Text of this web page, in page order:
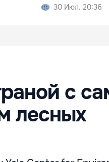
30 Июл. 20:36
с
лесных